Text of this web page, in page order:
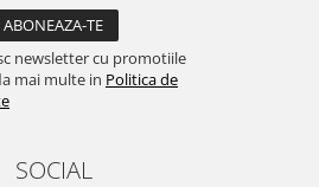
newsletter cu promotiile
mai multe in Politica de
SOCIAL